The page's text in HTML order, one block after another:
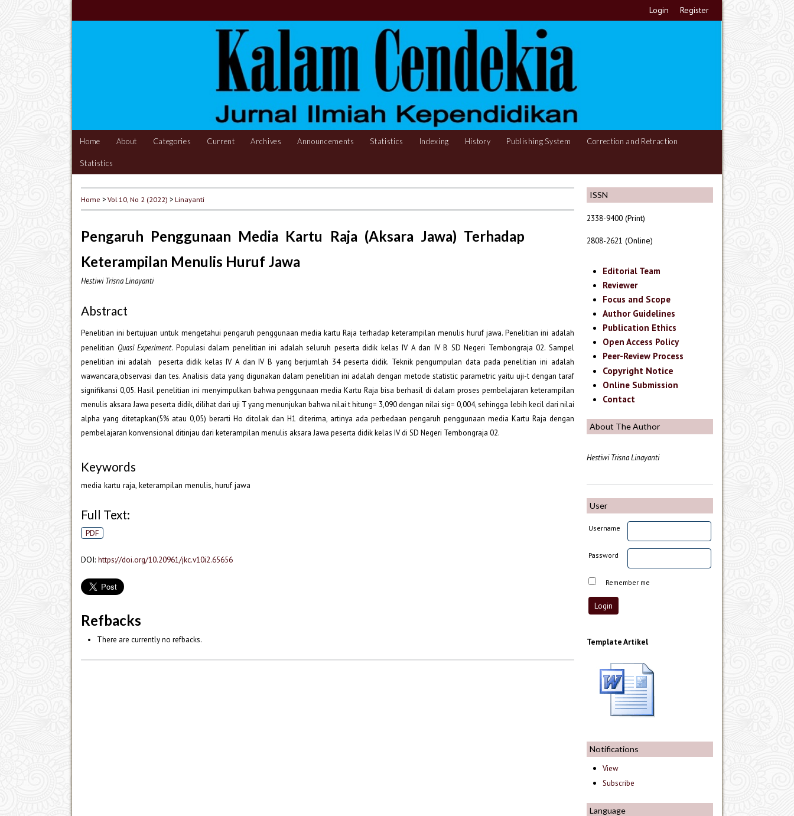
Login Register
Home About Categories Current Archives Announcements Statistics Indexing History Publishing System Correction and Retraction
Statistics
ISSN
2338-9400 (Print)
2808-2621 (Online)
Editorial Team
Reviewer
Focus and Scope
Author Guidelines
Publication Ethics
Open Access Policy
Peer-Review Process
Copyright Notice
Online Submission
Contact
About The Author
Hestiwi Trisna Linayanti
User
Username
Password
Remember me
Template Artikel
Notifications
View
Subscribe
Language
Home >Vol 10, No 2 (2022) >Linayanti
Pengaruh Penggunaan Media Kartu Raja (Aksara Jawa) Terhadap
Keterampilan Menulis Huruf Jawa
Hestiwi Trisna Linayanti
Abstract
Penelitian ini bertujuan untuk mengetahui pengaruh penggunaan media kartu Raja terhadap keterampilan menulis huruf jawa. Penelitian ini adalah
penelitian Quasi Experiment. Populasi dalam penelitian ini adalah seluruh peserta didik kelas IV A dan IV B SD Negeri Tembongraja 02. Sampel
penelitian ini adalah peserta didik kelas IV A dan IV B yang berjumlah 34 peserta didik. Teknik pengumpulan data pada penelitian ini adalah
wawancara,observasi dan tes. Analisis data yang digunakan dalam penelitian ini adalah dengan metode statistic parametric yaitu uji-t dengan taraf
signifikansi 0,05. Hasil penelitian ini menyimpulkan bahwa penggunaan media Kartu Raja bisa berhasil di dalam proses pembelajaran keterampilan
menulis aksara Jawa peserta didik, dilihat dari uji T yang menunjukan bahwa nilai t hitung= 3,090 dengan nilai sig= 0,004, sehingga lebih kecil dari nilai
alpha yang ditetapkan(5% atau 0,05) berarti Ho ditolak dan H1 diterima, artinya ada perbedaan pengaruh penggunaan media Kartu Raja dengan
pembelajaran konvensional ditinjau dari keterampilan menulis aksara Jawa peserta didik kelas IV di SD Negeri Tembongraja 02.
Keywords
media kartu raja, keterampilan menulis, huruf jawa
Full Text:
PDF
DOI: https://doi.org/10.20961/jkc.v10i2.65656
Refbacks
There are currently no refbacks.